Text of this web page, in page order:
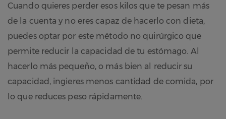
Cuando quieres perder esos kilos que te pesan más
de la cuenta y no eres capaz de hacerlo con dieta,
puedes optar por este método no quirúrgico que
permite reducir la capacidad de tu estómago. Al
hacerlo más pequeño, o más bien al reducir su
capacidad, ingieres menos cantidad de comida, por
lo que reduces peso rápidamente.